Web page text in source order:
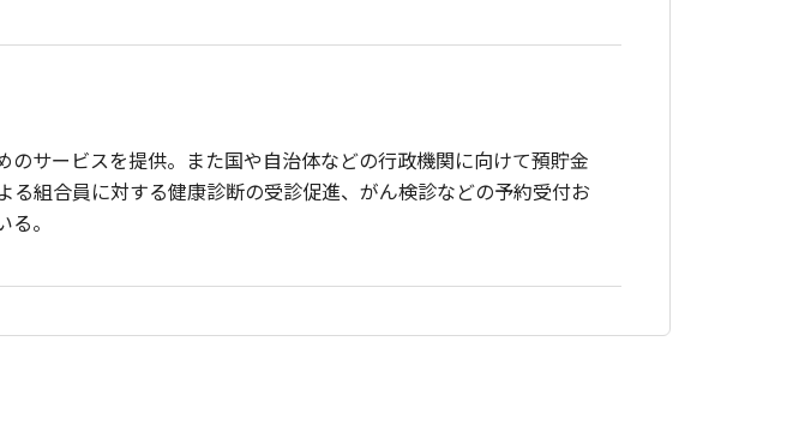
サービスを提供。また国や自治体などの行政機関に向けて預貯金
組合員に対する健康診断の受診促進、がん検診などの予約受付お
。